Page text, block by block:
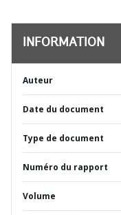
INFORMATION
Auteur
Date du document
Type de document
Numéro du rapport
Volume